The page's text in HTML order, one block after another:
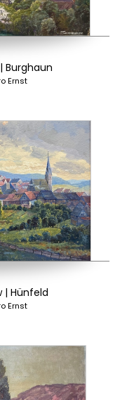
Burghaun
Ernst
| Hünfeld
Ernst